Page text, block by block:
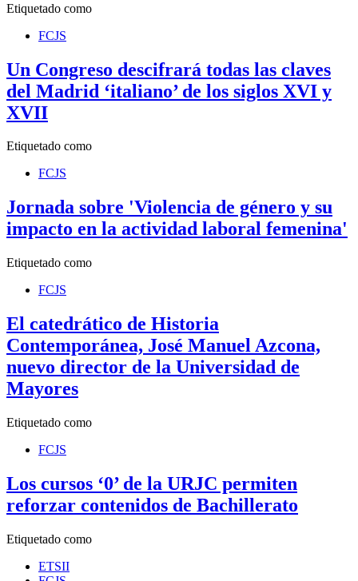
Etiquetado como
FCJS
Un Congreso descifrará todas las claves
del Madrid ‘italiano’ de los siglos XVI y
XVII
Etiquetado como
FCJS
Jornada sobre 'Violencia de género y su
impacto en la actividad laboral femenina'
Etiquetado como
FCJS
El catedrático de Historia
Contemporánea, José Manuel Azcona,
nuevo director de la Universidad de
Mayores
Etiquetado como
FCJS
Los cursos ‘0’ de la URJC permiten
reforzar contenidos de Bachillerato
Etiquetado como
ETSII